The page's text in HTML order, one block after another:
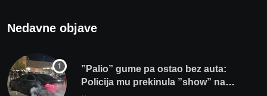
Nedavne objave
”Palio” gume pa ostao bez auta:
Policija mu prekinula ”show” na